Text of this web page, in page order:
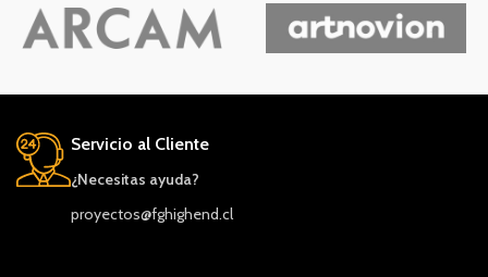
Servicio al Cliente
¿Necesitas ayuda?
proyectos@fghighend.cl